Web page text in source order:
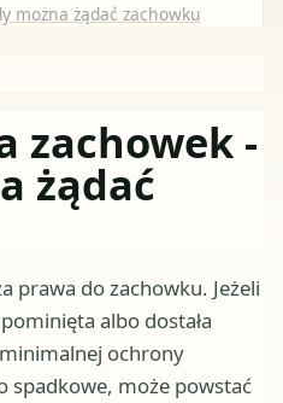
można żądać zachowku
zachowek -
żądać
prawa do zachowku. Jeżeli
albo dostała
ochrony
spadkowe, może powstać